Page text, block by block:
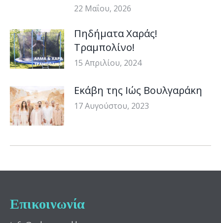
22 Μαΐου, 2026
Πηδήματα Χαράς!
Τραμπολίνο!
15 Απριλίου, 2024
Εκάβη της Ιώς Βουλγαράκη
17 Αυγούστου, 2023
Επικοινωνία